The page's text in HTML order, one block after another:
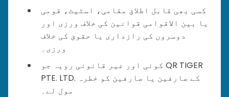
کسی بھی قابل اطلاق مقامی، اسٹیٹ، قومی
یا بین الاقوامی قوانین کی خلاف ورزی اور
دوسروں کی رازداری یا حقوق کی خلاف
ورزی۔
کوئی اور غیر قانونی رویہ جو QR TIGER
PTE. LTD. کے صارفین یا صارفین کو خطرہ
مول لے۔